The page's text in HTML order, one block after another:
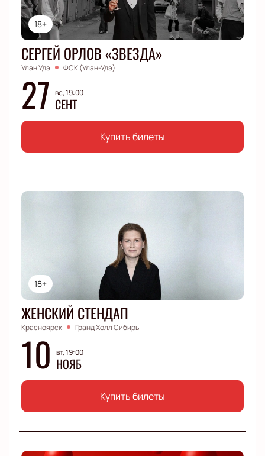
18+
СЕРГЕЙ ОРЛОВ «ЗВЕЗДА»
Улан Удэ ФСК (Улан-Удэ)
27 вс, 19:00
СЕНТ
Купить билеты
18+
ЖЕНСКИЙ СТЕНДАП
Красноярск Гранд Холл Сибирь
10 вт, 19:00
НОЯБ
Купить билеты